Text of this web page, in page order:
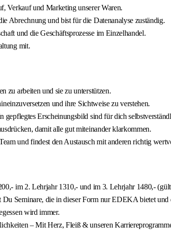
Verkauf und Marketing unserer Waren.
Abrechnung und bist für die Datenanalyse zuständig.
und die Geschäftsprozesse im Einzelhandel.
mit.
zu arbeiten und sie zu unterstützen.
und ihre Sichtweise zu verstehen.
gepflegtes Erscheinungsbild sind für dich
damit alle gut miteinander klarkommen.
und findest den Austausch mit anderen richtig
im 2. Lehrjahr 1310,- und im 3. Lehrjahr 1480,-
Du Seminare, die in dieser Form nur EDEKA bietet
wird immer.
– Mit Herz, Fleiß & unseren